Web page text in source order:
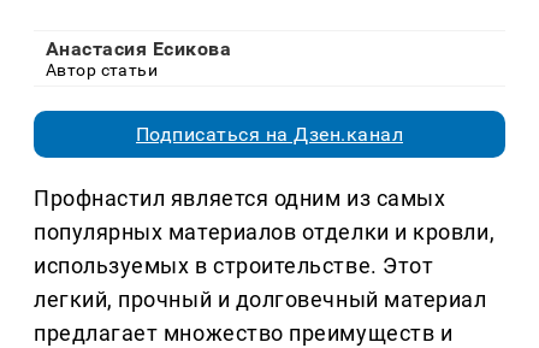
Анастасия Есикова
Автор статьи
Подписаться на Дзен.канал
Профнастил является одним из самых
популярных материалов отделки и кровли,
используемых в строительстве. Этот
легкий, прочный и долговечный материал
предлагает множество преимуществ и